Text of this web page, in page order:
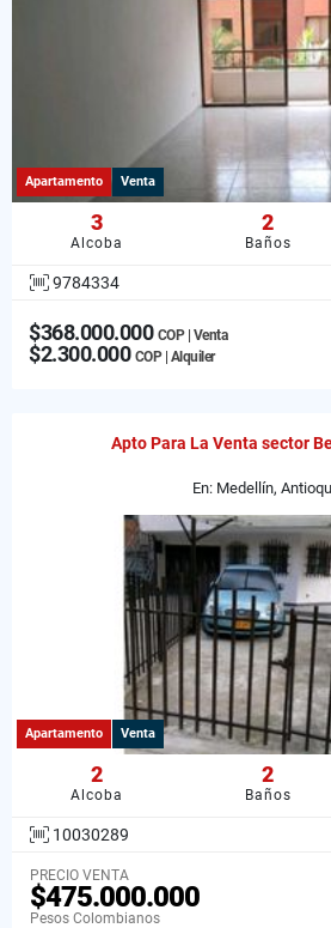
Apartamento Venta
3
Alcoba
2
Baños
9784334
$368.000.000 COP | Venta
$2.300.000 COP | Alquiler
Apto Para La Venta sector
En: Medellín,
Apartamento Venta
2
Alcoba
2
Baños
10030289
PRECIO VENTA
$475.000.000
Pesos Colombianos